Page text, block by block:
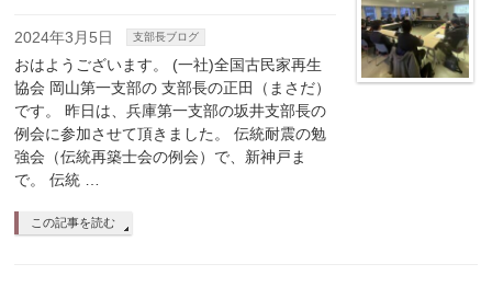
2024年3月5日 支部長ブログ
おはようございます。 (一社)全国古民家再生
協会 岡山第一支部の 支部長の正田（まさだ）
です。 昨日は、兵庫第一支部の坂井支部長の
例会に参加させて頂きました。 伝統耐震の勉
強会（伝統再築士会の例会）で、新神戸ま
で。 伝統 …
この記事を読む